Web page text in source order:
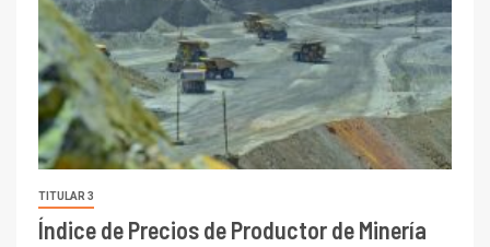
TITULAR 3
Índice de Precios de Productor de Minería